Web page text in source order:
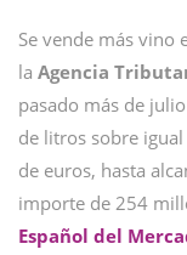
Se vende más vino
la Agencia
pasado más de
de litros sobre
de euros, hasta
importe de 254
Español del